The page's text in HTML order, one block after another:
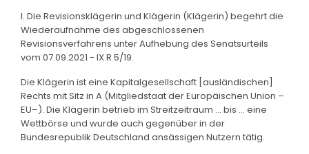
I. Die Revisionsklägerin und Klägerin (Klägerin) begehrt die
Wiederaufnahme des abgeschlossenen
Revisionsverfahrens unter Aufhebung des Senatsurteils
vom 07.09.2021 - IX R 5/19.
Die Klägerin ist eine Kapitalgesellschaft [ausländischen]
Rechts mit Sitz in A (Mitgliedstaat der Europäischen Union –
EU–). Die Klägerin betrieb im Streitzeitraum … bis … eine
Wettbörse und wurde auch gegenüber in der
Bundesrepublik Deutschland ansässigen Nutzern tätig.